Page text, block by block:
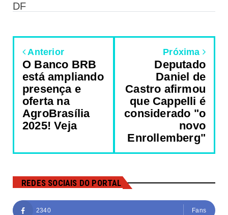
DF
Anterior
O Banco BRB
está ampliando
presença e
oferta na
AgroBrasília
2025! Veja
Próxima
Deputado
Daniel de
Castro afirmou
que Cappelli é
considerado "o
novo
Enrollemberg"
REDES SOCIAIS DO PORTAL
2340 Fans